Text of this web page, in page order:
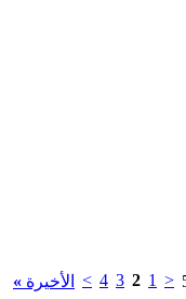
<
1
2
3
4
> الأخيرة »